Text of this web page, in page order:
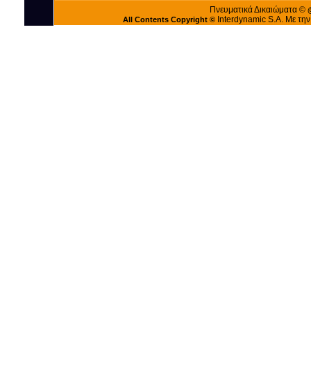
Πνευματικά Δικαιώματα ©
All Contents Copyright © Interdynamic S.A. Με